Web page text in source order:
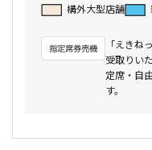
構外大型店舗
「えきね
受取りい
定席・自
す。